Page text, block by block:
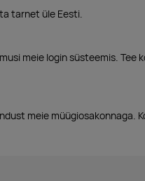
tarnet üle Eesti.
meie login süsteemis. Tee
meie müügiosakonnaga.